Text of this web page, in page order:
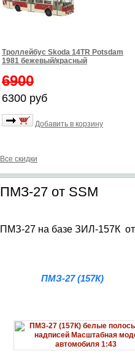
Троллейбус Skoda 14TR Potsdam
1981 бежевый/красный
6900
6300 руб
Добавить в корзину
Все скидки
ПМЗ-27 от SSM
ПМЗ-27 на базе ЗИЛ-157К
ПМЗ-27 (157К)